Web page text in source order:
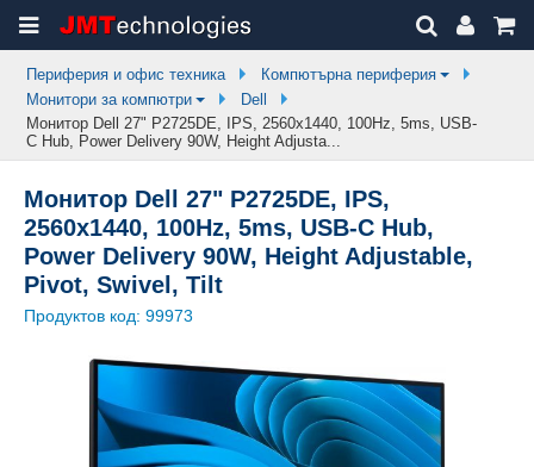
Периферия и офис техника
Компютърна периферия
Монитори за компютри
Dell
Монитор Dell 27" P2725DE, IPS, 2560x1440, 100Hz, 5ms, USB-
C Hub, Power Delivery 90W, Height Adjusta...
Монитор Dell 27" P2725DE, IPS,
2560x1440, 100Hz, 5ms, USB-C Hub,
Power Delivery 90W, Height Adjustable,
Pivot, Swivel, Tilt
Продуктов код: 99973